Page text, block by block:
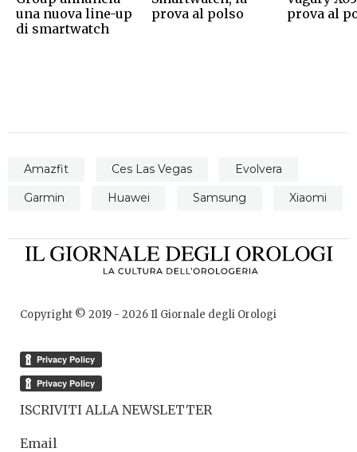
una nuova line-up
di smartwatch
prova al polso
prova al
Amazfit Ces Las Vegas
Evolvera
Garmin
Huawei Samsung Xiaomi
Copyright © 2019 - 2026Il Giornale degli Orologi
ISCRIVITI ALLA NEWSLETTER
Email